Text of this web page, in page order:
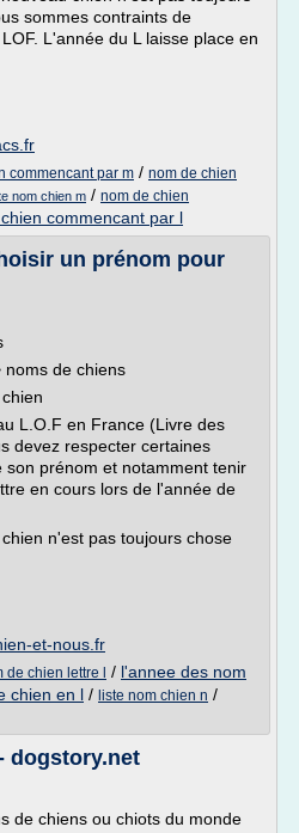
sommes contraints de
L'année du L laisse place en
commencant par m / nom de chien
nom chien m / nom de chien
commencant par l
un prénom pour
noms de chiens
L.O.F en France (Livre des
devez respecter certaines
son prénom et notamment tenir
en cours lors de l'année de
n'est pas toujours chose
et-nous.fr
de chien lettre l / l'annee des nom
chien en l / liste nom chien n /
dogstory.net
de chiens ou chiots du monde